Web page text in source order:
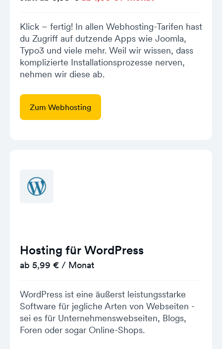
Klick – fertig! In allen Webhosting-Tarifen hast
du Zugriff auf dutzende Apps wie Joomla,
Typo3 und viele mehr. Weil wir wissen, dass
komplizierte Installationsprozesse nerven,
nehmen wir diese ab.
Zum Webhosting
Hosting für WordPress
ab 5,99 € / Monat
WordPress ist eine äußerst leistungsstarke
Software für jegliche Arten von Webseiten -
sei es für Unternehmenswebseiten, Blogs,
Foren oder sogar Online-Shops.